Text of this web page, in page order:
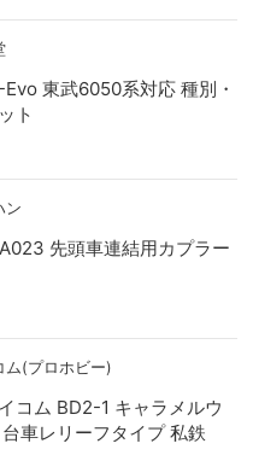
東武6050系対応 種別・
ト
ン
先頭車連結用カプラー
ム(プロホビー)
コム BD2-1 キャラメルウ
車レリーフタイプ 私鉄